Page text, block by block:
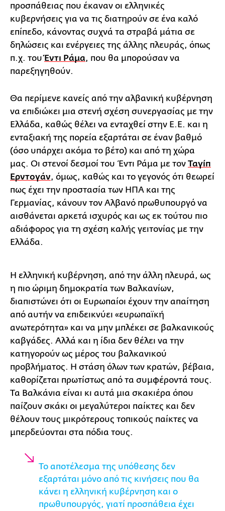
προσπάθειας που έκαναν οι ελληνικές
κυβερνήσεις για να τις διατηρούν σε ένα καλό
επίπεδο, κάνοντας συχνά τα στραβά μάτια σε
δηλώσεις και ενέργειες της άλλης πλευράς, όπως
π.χ. τουΈντι Ράμα, που θα μπορούσαν να
παρεξηγηθούν.
Θα περίμενε κανείς από την αλβανική κυβέρνηση
να επιδιώκει μια στενή σχέση συνεργασίας με την
Ελλάδα, καθώς θέλει να ενταχθεί στην Ε.Ε. και η
ενταξιακή της πορεία εξαρτάται σε έναν βαθμό
(όσο υπάρχει ακόμα το βέτο) και από τη χώρα
μας. Οι στενοί δεσμοί του Έντι Ράμα με τον Ταγίπ
Ερντογάν, όμως, καθώς και το γεγονός ότι θεωρεί
πως έχει την προστασία των ΗΠΑ και της
Γερμανίας, κάνουν τον Αλβανό πρωθυπουργό να
αισθάνεται αρκετά ισχυρός και ως εκ τούτου πιο
αδιάφορος για τη σχέση καλής γειτονίας με την
Ελλάδα.
Η ελληνική κυβέρνηση, από την άλλη πλευρά, ως
η πιο ώριμη δημοκρατία των Βαλκανίων,
διαπιστώνει ότι οι Ευρωπαίοι έχουν την απαίτηση
από αυτήν να επιδεικνύει «ευρωπαϊκή
ανωτερότητα» και να μην μπλέκει σε βαλκανικούς
καβγάδες. Αλλά και η ίδια δεν θέλει να την
κατηγορούν ως μέρος του βαλκανικού
προβλήματος. Η στάση όλων των κρατών, βέβαια,
καθορίζεται πρωτίστως από τα συμφέροντά τους.
Τα Βαλκάνια είναι κι αυτά μια σκακιέρα όπου
παίζουν σκάκι οι μεγαλύτεροι παίκτες και δεν
θέλουν τους μικρότερους τοπικούς παίκτες να
μπερδεύονται στα πόδια τους.
Το αποτέλεσμα της υπόθεσης δεν
εξαρτάται μόνο από τις κινήσεις που θα
κάνει η ελληνική κυβέρνηση και ο
πρωθυπουργός, γιατί προσπάθεια έχει